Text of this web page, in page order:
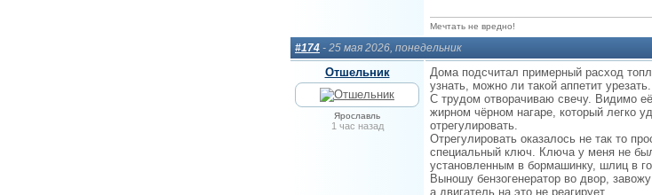
Мечтать не вредно!
#174 - 25 мая 2026, понедельник
Отшельник
Ярославль
1 час назад
Дома подсчитал примерный расход
узнать, можно ли такой аппетит урезать.
С трудом отворачиваю свечу. Видимо
жирном чёрном нагаре, который легко
отрегулировать.
Отрегулировать оказалось не так то
специальный ключ. Ключа у меня не
установленным в бормашинку, шлиц в
Выношу бензогенератор во двор,
а двигатель на это не реагирует.